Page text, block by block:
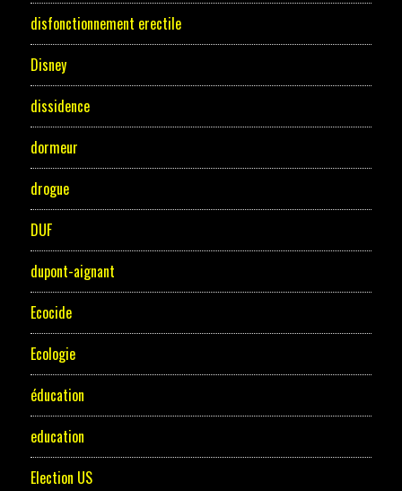
disfonctionnement erectile
Disney
dissidence
dormeur
drogue
DUF
dupont-aignant
Ecocide
Ecologie
éducation
education
Election US